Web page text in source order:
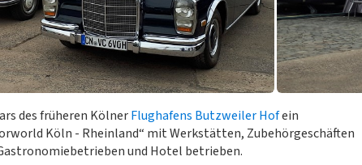
des früheren KölnerFlughafens Butzweiler Hofein
Köln - Rheinland“ mit Werkstätten, Zubehörgeschäften
und Hotel betrieben.